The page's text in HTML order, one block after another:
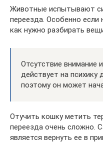
Животные испытывают
переезда. Особенно если
как нужно разбирать
Отсутствие внимание
действует на
поэтому он может
Отучить кошку метить
переезда очень сложно.
является вернуть ее в